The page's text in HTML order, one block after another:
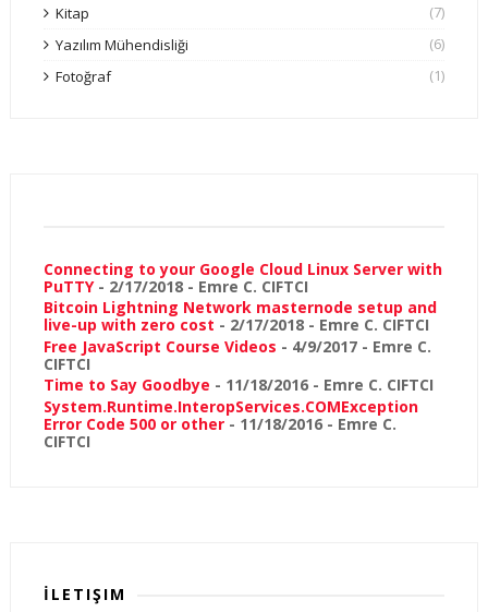
Kitap
(7)
Yazılım Mühendisliği
(6)
Fotoğraf
(1)
Connecting to your Google Cloud Linux Server with
PuTTY- 2/17/2018- Emre C. CIFTCI
Bitcoin Lightning Network masternode setup and
live-up with zero cost - 2/17/2018- Emre C. CIFTCI
Free JavaScript Course Videos - 4/9/2017- Emre C.
CIFTCI
Time to Say Goodbye - 11/18/2016- Emre C. CIFTCI
System.Runtime.InteropServices.COMException
Error Code 500 or other- 11/18/2016- Emre C.
CIFTCI
İLETIŞIM